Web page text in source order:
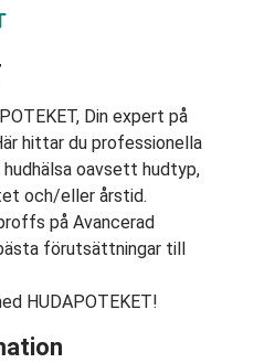
Din expert på
hittar du professionella
oavsett hudtyp,
och/eller årstid.
på Avancerad
förutsättningar till
HUDAPOTEKET!